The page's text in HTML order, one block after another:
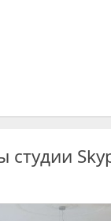
студии